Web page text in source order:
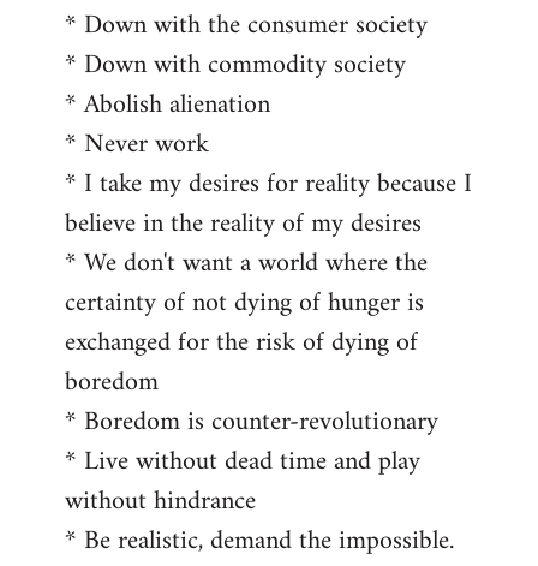
* Down with the consumer society
* Down with commodity society
* Abolish alienation
* Never work
* I take my desires for reality because I
believe in the reality of my desires
* We don't want a world where the
certainty of not dying of hunger is
exchanged for the risk of dying of
boredom
* Boredom is counter-revolutionary
* Live without dead time and play
without hindrance
* Be realistic, demand the impossible.